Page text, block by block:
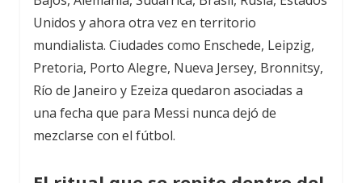
Unidos y ahora otra vez en territorio
mundialista. Ciudades como Enschede, Leipzig,
Pretoria, Porto Alegre, Nueva Jersey, Bronnitsy,
Río de Janeiro y Ezeiza quedaron asociadas a
una fecha que para Messi nunca dejó de
mezclarse con el fútbol.